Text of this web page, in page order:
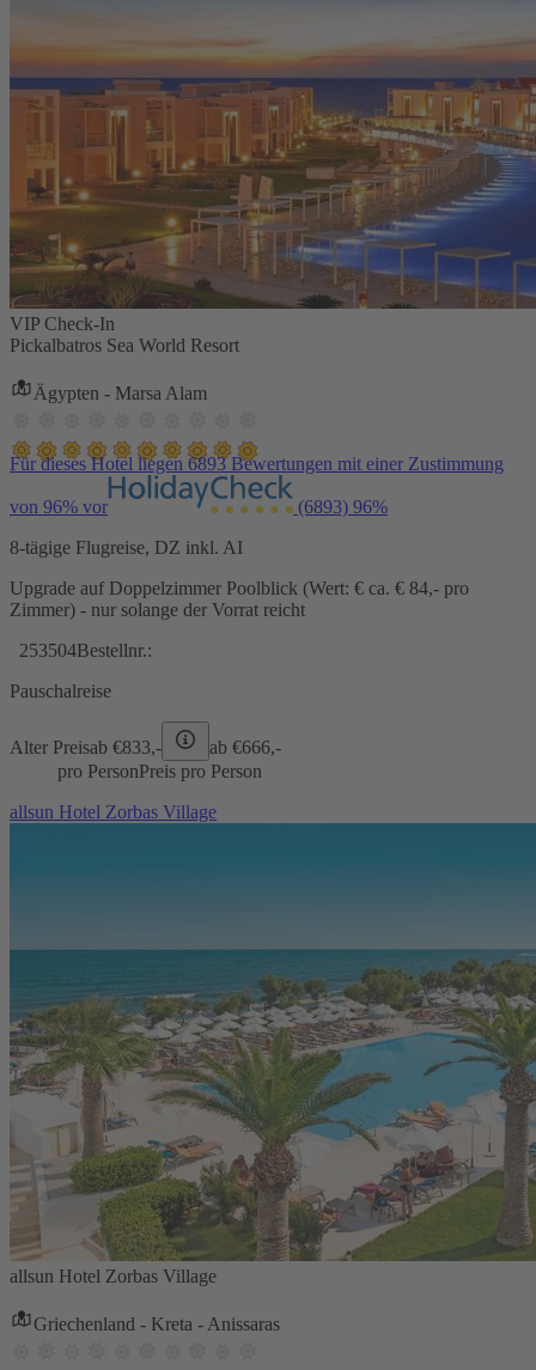
VIP Check-In
Pickalbatros Sea World Resort
Ägypten - Marsa Alam
Für dieses Hotel liegen 6893 Bewertungen mit einer Zustimmung
von 96% vor (6893) 96%
8-tägige Flugreise, DZ inkl. AI
Upgrade auf Doppelzimmer Poolblick (Wert: € ca. € 84,- pro
Zimmer) - nur solange der Vorrat reicht
253504Bestellnr.:
Pauschalreise
Alter Preisab €833,- ab €666,-
pro PersonPreis pro Person
allsun Hotel Zorbas Village
allsun Hotel Zorbas Village
Griechenland - Kreta - Anissaras